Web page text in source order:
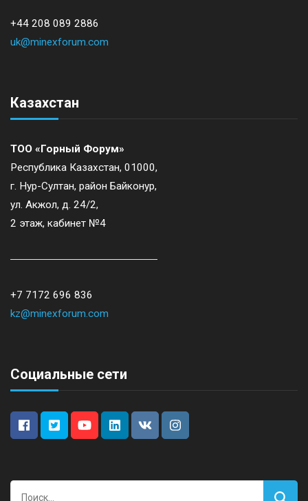
+44 208 089 2886
uk@minexforum.com
Казахстан
ТОО «Горный Форум»
Республика Казахстан, 01000,
г. Нур-Султан, район Байконур,
ул. Акжол, д. 24/2,
2 этаж, кабинет №4
+7 7172 696 836
kz@minexforum.com
Социальные сети
Найти: